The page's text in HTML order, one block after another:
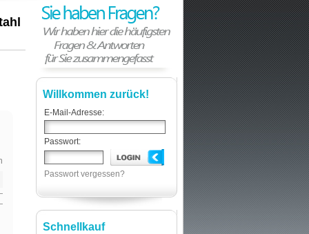
Willkommen zurück!
E-Mail-Adresse:
Passwort:
Passwort vergessen?
Schnellkauf